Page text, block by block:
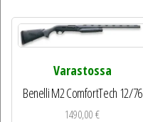
Varastossa
Benelli M2 ComfortTech 12/76
1490,00€